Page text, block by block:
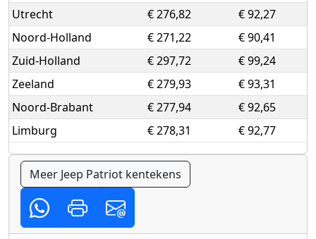
Utrecht
€ 276,82
€ 92,27
Noord-Holland
€ 271,22
€ 90,41
Zuid-Holland
€ 297,72
€ 99,24
Zeeland
€ 279,93
€ 93,31
Noord-Brabant
€ 277,94
€ 92,65
Limburg
€ 278,31 € 92,77
Meer Jeep Patriot kentekens